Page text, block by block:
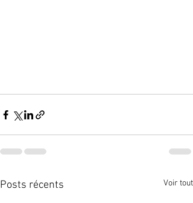
Posts récents Voir tout